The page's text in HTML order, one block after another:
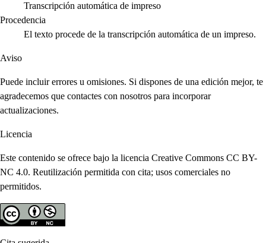
Transcripción automática de impreso
Procedencia
El texto procede de la transcripción automática de un impreso.
Aviso
Puede incluir errores u omisiones. Si dispones de una edición mejor, te
agradecemos que contactes con nosotros para incorporar
actualizaciones.
Licencia
Este contenido se ofrece bajo la licencia Creative Commons CC BY-
NC 4.0. Reutilización permitida con cita; usos comerciales no
permitidos.